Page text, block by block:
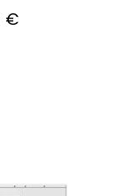
€